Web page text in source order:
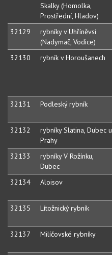
Skalky (Homolka,
Prostřední, Hladov)
32129
rybníky v Uhříněvsi
(Nadymač, Vodice)
32130
rybník v Horoušanech
32131
Podleský rybník
32132
rybníky Slatina, Dubec u
Prahy
32133
rybníky V Rožínku,
Dubec
32134
Aloisov
32135
Lítožnický rybník
32137
Milíčovské rybníky